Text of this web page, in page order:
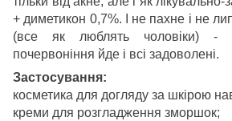
+ диметикон 0,7%. І не пахне і не
(все як люблять чоловіки) -
почервоніння йде і всі задоволені.
Застосування:
косметика для догляду за шкірою
креми для розгладження зморшок;